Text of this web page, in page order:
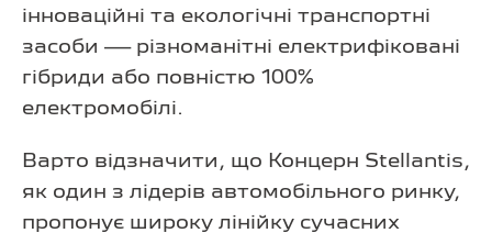
інноваційні та екологічні транспортні
засоби — різноманітні електрифіковані
гібриди або повністю 100%
електромобілі.
Варто відзначити, що Концерн Stellantis,
як один з лідерів автомобільного ринку,
пропонує широку лінійку сучасних